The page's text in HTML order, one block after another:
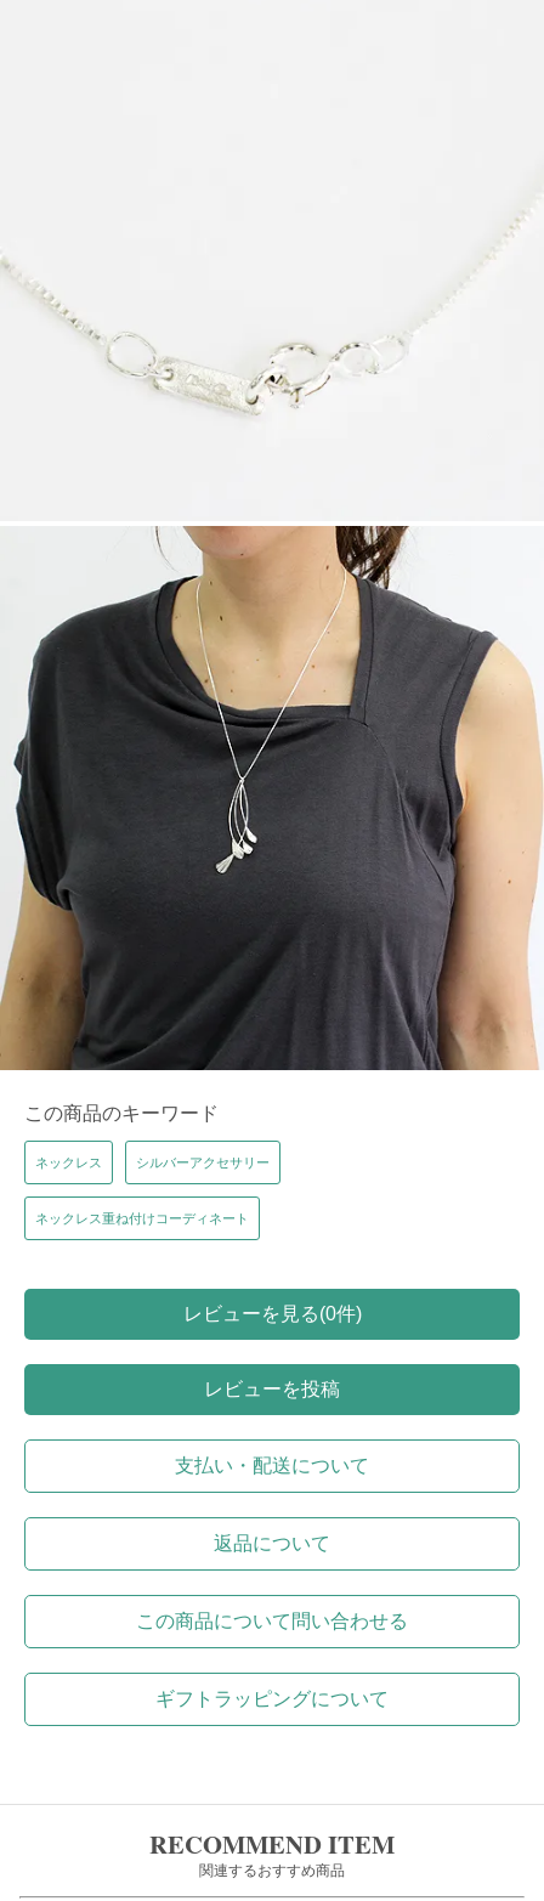
この商品のキーワード
ネックレス シルバーアクセサリー
ネックレス重ね付けコーディネート
レビューを見る(0件)
レビューを投稿
支払い・配送について
返品について
この商品について問い合わせる
ギフトラッピングについて
RECOMMEND ITEM
関連するおすすめ商品